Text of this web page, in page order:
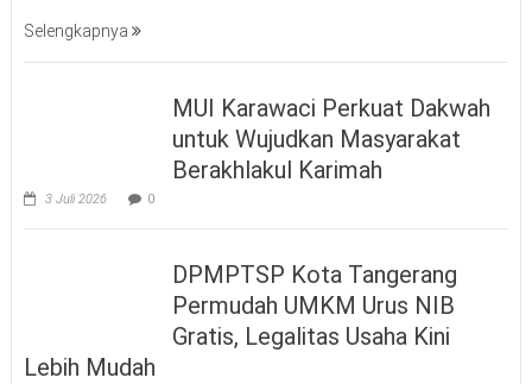
Selengkapnya
MUI Karawaci Perkuat Dakwah
untuk Wujudkan Masyarakat
Berakhlakul Karimah
3 Juli 2026 0
DPMPTSP Kota Tangerang
Permudah UMKM Urus NIB
Gratis, Legalitas Usaha Kini
Lebih Mudah